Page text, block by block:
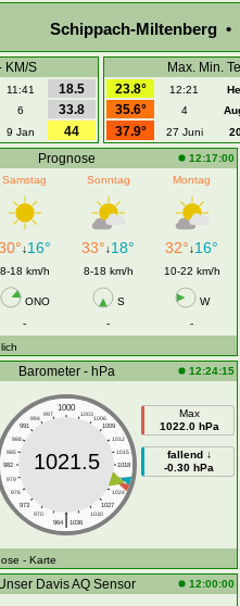
Schippach-Miltenberg •
KM/S
11:41
18.5
6
33.8
9 Jan 44
Max. Min.
23.8°
12:21
35.6°
4
37.9°
27 Juni
Prognose
12:17:00
Samstag Sonntag Montag
↓16° 33°↓18° 32°↓16°
8-18 km/h 8-18 km/h 10-22 km/h
ONO S
W
- -
-
Barometer - hPa 12:24:15
1000
997 1003
994
1006
991
1009
988
1012
985
1015
982
1018
979
1021
976
1024
973
1027
970
1030
|
964 1036
1021.5
Max
1022.0 hPa
fallend ↓
-0.30 hPa
- Karte
Davis AQ Sensor 12:00:00